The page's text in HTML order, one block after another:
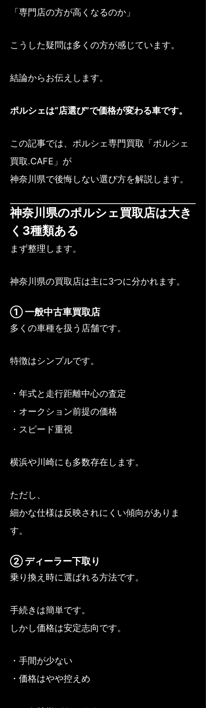
「専門店の方が高くなるのか」
こうした疑問は多くの方が感じています。
結論からお伝えします。
ポルシェは“店選び”で価格が変わる車です。
この記事では、ポルシェ専門買取「ポルシェ
買取.CAFE」が
神奈川県で後悔しない選び方を解説します。
神奈川県のポルシェ買取店は大き
く3種類ある
まず整理します。
神奈川県の買取店は主に3つに分かれます。
① 一般中古車買取店
多くの車種を扱う店舗です。
特徴はシンプルです。
・年式と走行距離中心の査定
・オークション前提の価格
・スピード重視
横浜や川崎にも多数存在します。
ただし、
細かな仕様は反映されにくい傾向がありま
す。
② ディーラー下取り
乗り換え時に選ばれる方法です。
手続きは簡単です。
しかし価格は安定志向です。
・手間が少ない
・価格はやや控えめ